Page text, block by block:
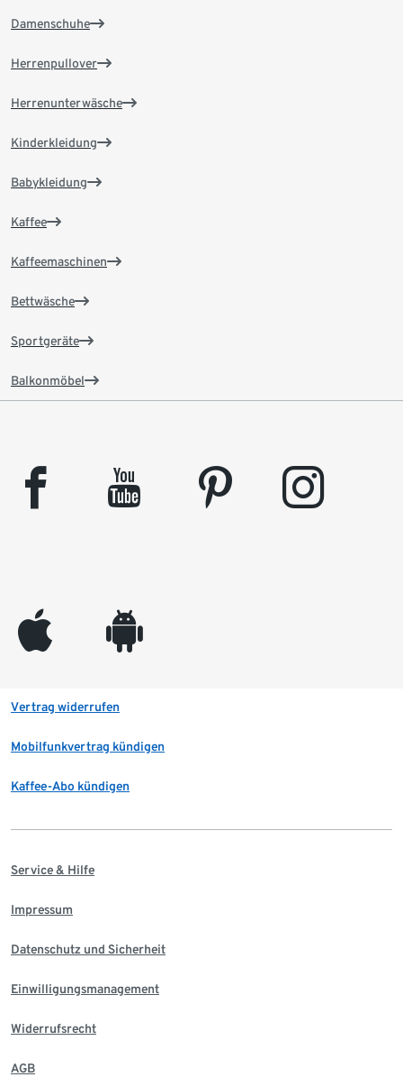
Damenschuhe
Herrenpullover
Herrenunterwäsche
Kinderkleidung
Babykleidung
Kaffee
Kaffeemaschinen
Bettwäsche
Sportgeräte
Balkonmöbel
facebook youtube pinterest instagram
appleinc android
Vertrag widerrufen
Mobilfunkvertrag kündigen
Kaffee-Abo kündigen
Service & Hilfe
Impressum
Datenschutz und Sicherheit
Einwilligungsmanagement
Widerrufsrecht
AGB